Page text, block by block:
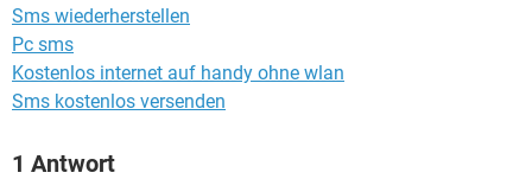
Sms wiederherstellen
Pc sms
Kostenlos internet auf handy ohne wlan
Sms kostenlos versenden
1 Antwort